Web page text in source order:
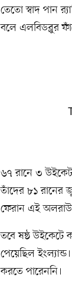
তেতো স্বাদ পান
বলে এলবিডব্লুর
৬৭ রানে ৩ উইকেট
তাঁদের ৮১ রানের
ফেরান এই
তবে ষষ্ঠ উইকেটে
পেয়েছিল
করতে পারেননি।